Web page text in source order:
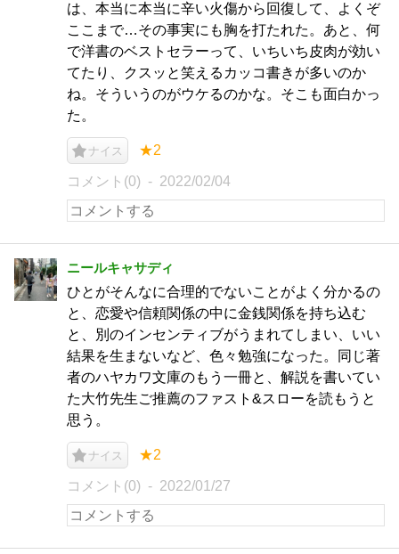
は、本当に本当に辛い火傷から回復して、よくぞ
ここまで…その事実にも胸を打たれた。あと、何
で洋書のベストセラーって、いちいち皮肉が効い
てたり、クスッと笑えるカッコ書きが多いのか
ね。そういうのがウケるのかな。そこも面白かっ
た。
ナイス ★2
コメント(0) 2022/02/04
ニールキャサディ
ひとがそんなに合理的でないことがよく分かるの
と、恋愛や信頼関係の中に金銭関係を持ち込む
と、別のインセンティブがうまれてしまい、いい
結果を生まないなど、色々勉強になった。同じ著
者のハヤカワ文庫のもう一冊と、解説を書いてい
た大竹先生ご推薦のファスト&スローを読もうと
思う。
ナイス ★2
コメント(0) 2022/01/27